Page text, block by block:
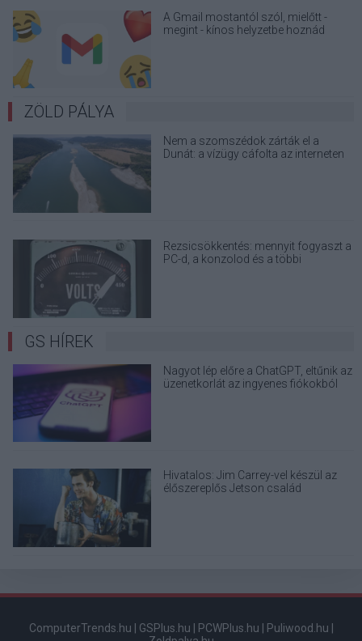
A Gmail mostantól szól, mielőtt -
megint - kínos helyzetbe hoznád
ZÖLD PÁLYA
Nem a szomszédok zárták el a
Dunát: a vízügy cáfolta az interneten
Rezsicsökkentés: mennyit fogyaszt a
PC-d, a konzolod és a többi
GS HÍREK
Nagyot lép előre a ChatGPT, eltűnik az
üzenetkorlát az ingyenes fiókokból
Hivatalos: Jim Carrey-vel készül az
élőszereplős Jetson család
ComputerTrends.hu GSPlus.hu PCWPlus.hu Puliwood.hu